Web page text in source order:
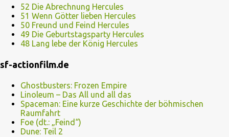
52 Die Abrechnung Hercules
51 Wenn Götter lieben Hercules
50 Freund und Feind Hercules
49 Die Geburtstagsparty Hercules
48 Lang lebe der König Hercules
sf-actionfilm.de
Ghostbusters: Frozen Empire
Linoleum – Das All und all das
Spaceman: Eine kurze Geschichte der böhmischen
Raumfahrt
Foe (dt.: „Feind“)
Dune: Teil 2